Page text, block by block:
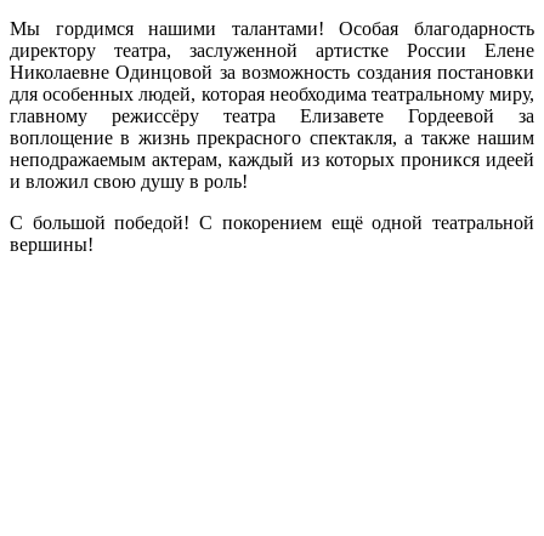
Мы гордимся нашими талантами! Особая благодарность
директору театра, заслуженной артистке России Елене
Николаевне Одинцовой за возможность создания постановки
для особенных людей, которая необходима театральному миру,
главному режиссёру театра Елизавете Гордеевой за
воплощение в жизнь прекрасного спектакля, а также нашим
неподражаемым актерам, каждый из которых проникся идеей
и вложил свою душу в роль!
С большой победой! С покорением ещё одной театральной
вершины!